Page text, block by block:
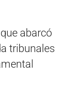
abarcó
tribunales